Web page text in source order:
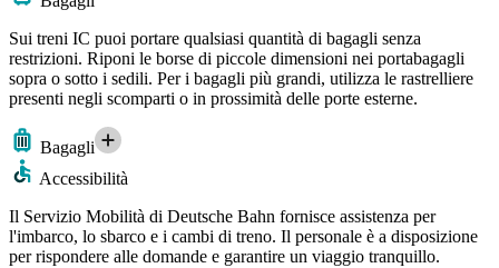
Sui treni IC puoi portare qualsiasi quantità di bagagli senza
restrizioni. Riponi le borse di piccole dimensioni nei portabagagli
sopra o sotto i sedili. Per i bagagli più grandi, utilizza le rastrelliere
presenti negli scomparti o in prossimità delle porte esterne.
Bagagli
Accessibilità
Il Servizio Mobilità di Deutsche Bahn fornisce assistenza per
l'imbarco, lo sbarco e i cambi di treno. Il personale è a disposizione
per rispondere alle domande e garantire un viaggio tranquillo.